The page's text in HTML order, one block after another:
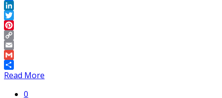
Facebook
LinkedIn
Twitter
Pinterest
Copy
Link
Email
Gmail
Share
Read More
0